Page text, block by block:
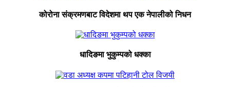
कोरोना संक्रमणबाट विदेशमा थप एक नेपालीको निधन
धादिङमा भुकुम्पको धक्का